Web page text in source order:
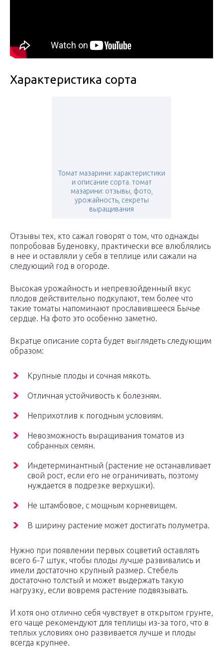
Характеристика сорта
Томат мазарини: характеристики
и описание сорта. томат
мазарини: отзывы, фото,
урожайность, секреты
выращивания
Отзывы тех, кто сажал говорят о том, что однажды
попробовав Буденовку, практически все влюблялись
в нее и оставляли у себя в теплице или сажали на
следующий год в огороде.
Высокая урожайность и непревзойденный вкус
плодов действительно подкупают, тем более что
такие томаты напоминают прославившееся Бычье
сердце. На фото это особенно заметно.
Вкратце описание сорта будет выглядеть следующим
образом:
Крупные плоды и сочная мякоть.
Отличная устойчивость к болезням.
Неприхотлив к погодным условиям.
Невозможность выращивания томатов из
собранных семян.
Индетерминантный (растение не останавливает
свой рост, если его не ограничивать, поэтому
нуждается в подрезке верхушки).
Не штамбовое, с мощным корневищем.
В ширину растение может достигать полуметра.
Нужно при появлении первых соцветий оставлять
всего 6-7 штук, чтобы плоды лучше развивались и
имели достаточно крупный размер. Стебель
достаточно толстый и может выдержать такую
нагрузку, если вовремя растение подвязывать.
И хотя оно отлично себя чувствует в открытом грунте,
его чаще рекомендуют для теплицы из-за того, что в
теплых условиях оно развивается лучше и плоды
всегда крупнее.